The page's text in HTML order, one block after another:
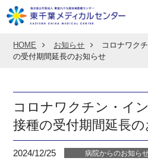
HOME お知らせ
コロナワク
の受付期間延長のお知らせ
コロナワクチン・イ
接種の受付期間延長
2024/12/25 病院からのお知ら